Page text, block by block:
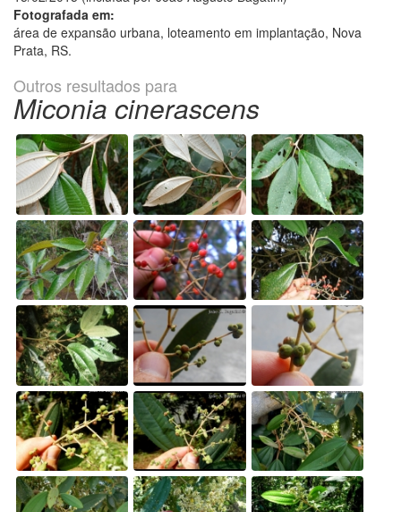
Fotografada em:
área de expansão urbana, loteamento em implantação, Nova
Prata, RS.
Outros resultados para
Miconia cinerascens